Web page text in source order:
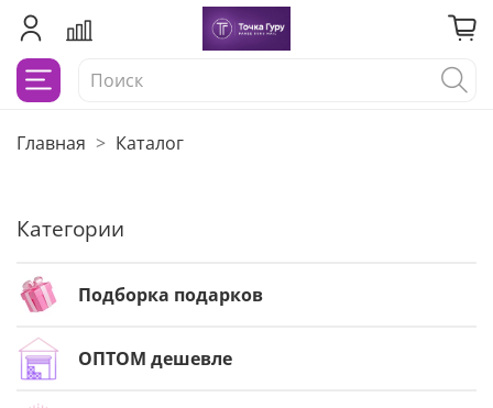
Главная Каталог
Категории
Подборка подарков
ОПТОМ дешевле